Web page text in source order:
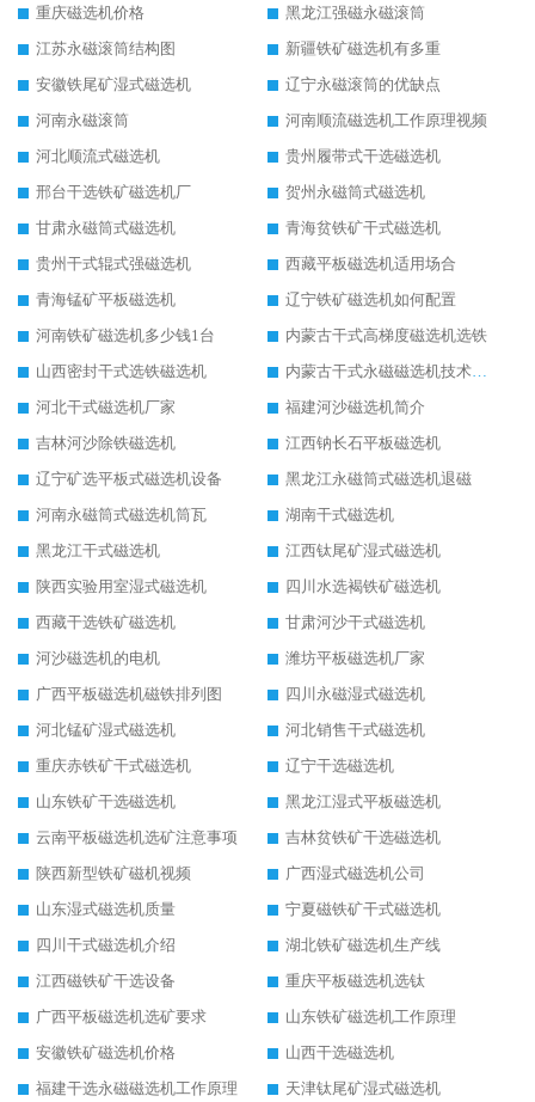
重庆磁选机价格
黑龙江强磁永磁滚筒
江苏永磁滚筒结构图
新疆铁矿磁选机有多重
安徽铁尾矿湿式磁选机
辽宁永磁滚筒的优缺点
河南永磁滚筒
河南顺流磁选机工作原理视频
河北顺流式磁选机
贵州履带式干选磁选机
邢台干选铁矿磁选机厂
贺州永磁筒式磁选机
甘肃永磁筒式磁选机
青海贫铁矿干式磁选机
贵州干式辊式强磁选机
西藏平板磁选机适用场合
青海锰矿平板磁选机
辽宁铁矿磁选机如何配置
河南铁矿磁选机多少钱1台
内蒙古干式高梯度磁选机选铁
山西密封干式选铁磁选机
内蒙古干式永磁磁选机技术要求
河北干式磁选机厂家
福建河沙磁选机简介
吉林河沙除铁磁选机
江西钠长石平板磁选机
辽宁矿选平板式磁选机设备
黑龙江永磁筒式磁选机退磁
河南永磁筒式磁选机筒瓦
湖南干式磁选机
黑龙江干式磁选机
江西钛尾矿湿式磁选机
陕西实验用室湿式磁选机
四川水选褐铁矿磁选机
西藏干选铁矿磁选机
甘肃河沙干式磁选机
河沙磁选机的电机
潍坊平板磁选机厂家
广西平板磁选机磁铁排列图
四川永磁湿式磁选机
河北锰矿湿式磁选机
河北销售干式磁选机
重庆赤铁矿干式磁选机
辽宁干选磁选机
山东铁矿干选磁选机
黑龙江湿式平板磁选机
云南平板磁选机选矿注意事项
吉林贫铁矿干选磁选机
陕西新型铁矿磁机视频
广西湿式磁选机公司
山东湿式磁选机质量
宁夏磁铁矿干式磁选机
四川干式磁选机介绍
湖北铁矿磁选机生产线
江西磁铁矿干选设备
重庆平板磁选机选钛
广西平板磁选机选矿要求
山东铁矿磁选机工作原理
安徽铁矿磁选机价格
山西干选磁选机
福建干选永磁磁选机工作原理
天津钛尾矿湿式磁选机